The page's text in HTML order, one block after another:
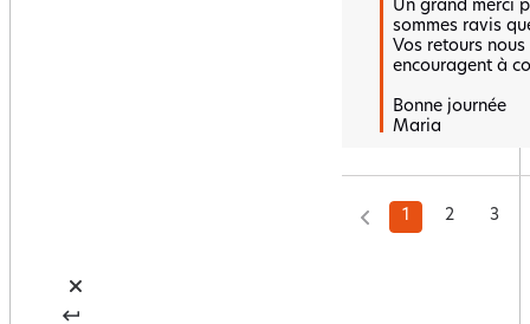
Un grand merci
sommes ravis
Vos retours
encouragent à
Bonne journée
Maria
1 2 3